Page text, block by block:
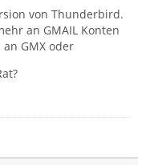
von Thunderbird.
an GMAIL Konten
GMX oder